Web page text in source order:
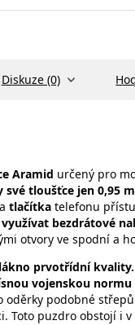
Diskuze (0)
Aramid určený pro
své tloušťce jen 0,95
a tlačítka telefonu
bezdrátové
otvory ve spodní a
prvotřídní
vojenskou normu
oděrky podobné
Toto puzdro obstojí i